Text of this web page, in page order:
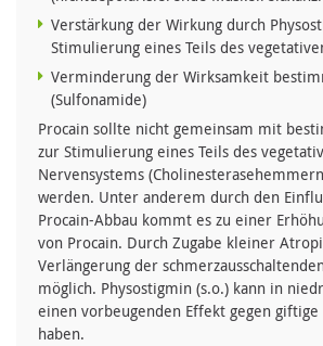
Verstärkung der Wirkung durch
Stimulierung eines Teils des
Verminderung der Wirksamkeit
(Sulfonamide)
Procain sollte nicht gemeinsam mit
zur Stimulierung eines Teils des
Nervensystems
werden. Unter anderem durch den
Procain-Abbau kommt es zu einer
von Procain. Durch Zugabe kleiner
Verlängerung der
möglich. Physostigmin (s.o.) kann in
einen vorbeugenden Effekt gegen
haben.